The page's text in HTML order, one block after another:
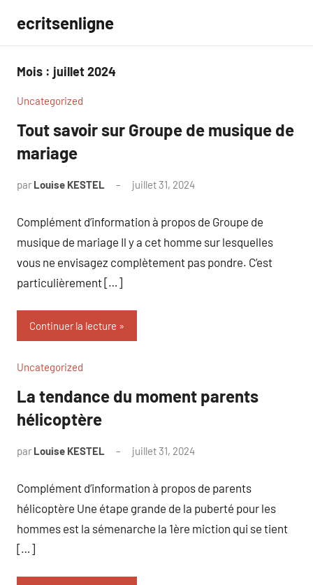
contenu
ecritsenligne
Mois : juillet 2024
Uncategorized
Tout savoir sur Groupe de musique de
mariage
par Louise KESTEL juillet 31, 2024
Complément d’information à propos de Groupe de
musique de mariage Il y a cet homme sur lesquelles
vous ne envisagez complètement pas pondre. C’est
particulièrement […]
Continuer la lecture
Uncategorized
La tendance du moment parents
hélicoptère
par Louise KESTEL juillet 31, 2024
Complément d’information à propos de parents
hélicoptère Une étape grande de la puberté pour les
hommes est la sémenarche la 1ère miction qui se tient
[…]